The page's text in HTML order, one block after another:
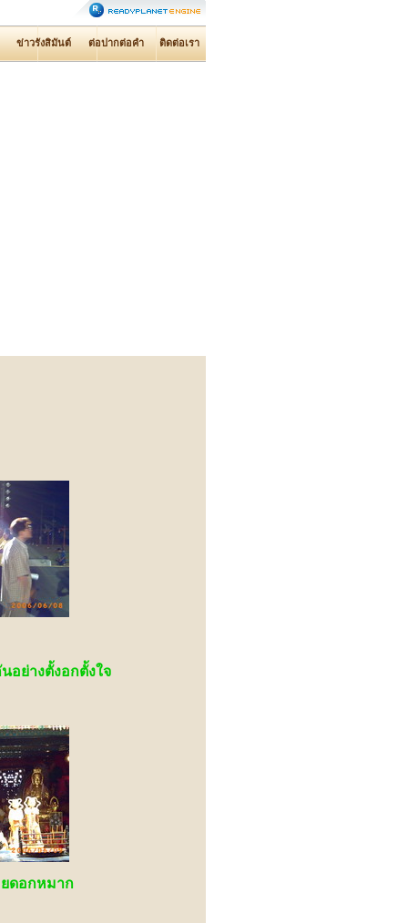
ข่าวรังสิมันต์ ต่อปากต่อคำ ติดต่อเรา
ย่างตั้งอกตั้งใจ
ดอกหมาก